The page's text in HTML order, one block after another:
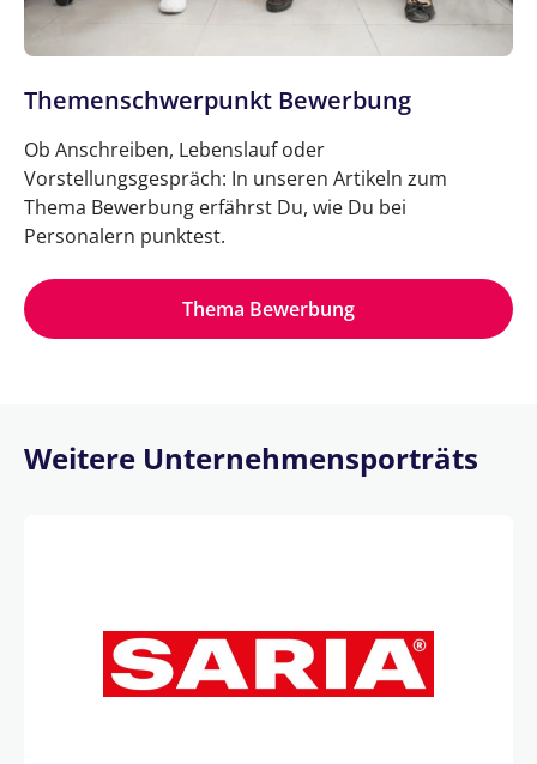
Themenschwerpunkt Bewerbung
Ob Anschreiben, Lebenslauf oder
Vorstellungsgespräch: In unseren Artikeln zum
Thema Bewerbung erfährst Du, wie Du bei
Personalern punktest.
Thema Bewerbung
Weitere Unternehmensporträts